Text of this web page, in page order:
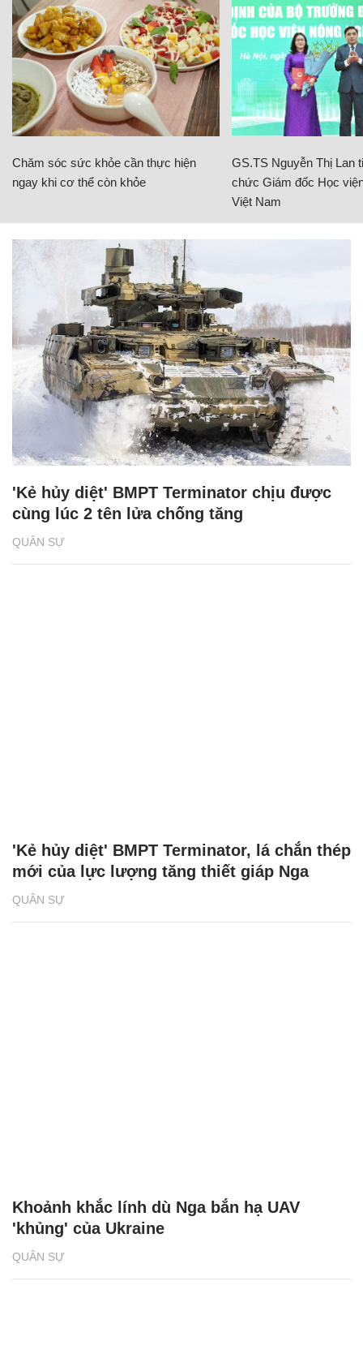
Chăm sóc sức khỏe cần thực hiện
ngay khi cơ thể còn khỏe
GS.TS Nguyễn Thị Lan
chức Giám đốc Học
Việt Nam
QUÂN SỰ
'Kẻ hủy diệt' BMPT Terminator chịu được
cùng lúc 2 tên lửa chống tăng
QUÂN SỰ
'Kẻ hủy diệt' BMPT Terminator, lá chắn thép
mới của lực lượng tăng thiết giáp Nga
QUÂN SỰ
Khoảnh khắc lính dù Nga bắn hạ UAV
'khủng' của Ukraine